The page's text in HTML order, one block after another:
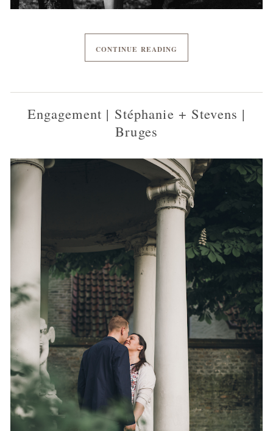
CONTINUE READING
Engagement | Stéphanie + Stevens |
Bruges